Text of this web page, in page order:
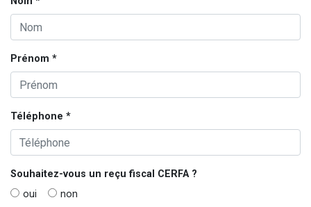
Prénom *
Téléphone *
Souhaitez-vous un reçu fiscal CERFA?
oui
non